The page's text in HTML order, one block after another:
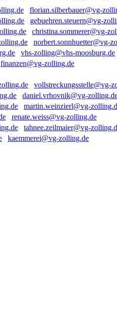
florian.silberbauer@vg-
gebuehren.steuern@vg-
christina.sommerer@vg-
norbert.sonnhuetter@vg-
vhs-zolling@vhs-moosburg.de
finanzen@vg-zolling.de
vollstreckungsstelle@vg-
daniel.vrhovnik@vg-
martin.weinzierl@vg-
renate.weiss@vg-zolling.de
tahnee.zeilmaier@vg-
kaemmerei@vg-zolling.de